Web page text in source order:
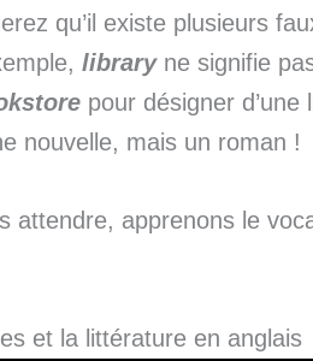
qu’il existe plusieurs
libraryne signifie
pour désigner d’une
nouvelle, mais un roman !
attendre, apprenons le
et la littérature en anglais